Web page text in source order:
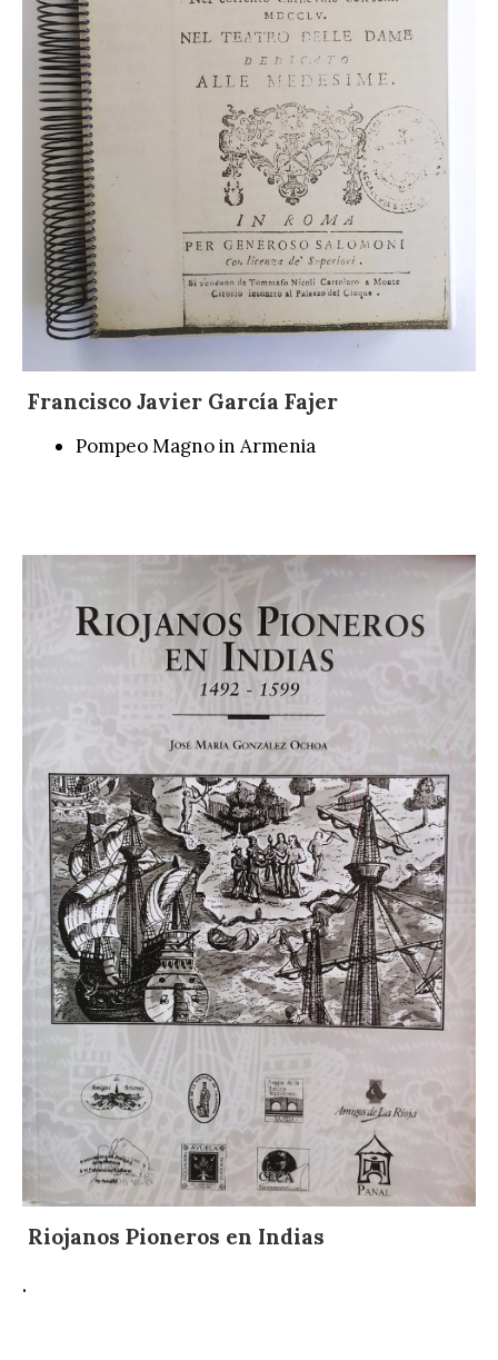
Francisco Javier García Fajer
Pompeo Magno in Armenia
Riojanos Pioneros en Indias
.